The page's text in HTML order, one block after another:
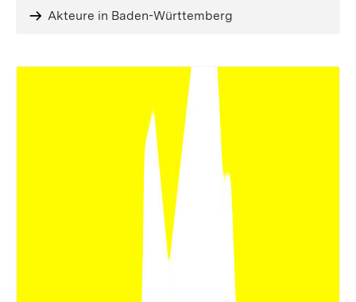
Akteure in Baden-Württemberg